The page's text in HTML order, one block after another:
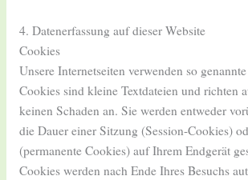
4. Datenerfassung auf dieser Website
Cookies
Unsere Internetseiten verwenden so
Cookies sind kleine Textdateien und richten
keinen Schaden an. Sie werden entweder
die Dauer einer Sitzung (Session-Cookies)
(permanente Cookies) auf Ihrem Endgerät
Cookies werden nach Ende Ihres Besuchs